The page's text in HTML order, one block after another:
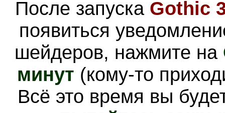
После запуска Gothic
появиться
шейдеров, нажмите на
минут (кому-то
Всё это время вы